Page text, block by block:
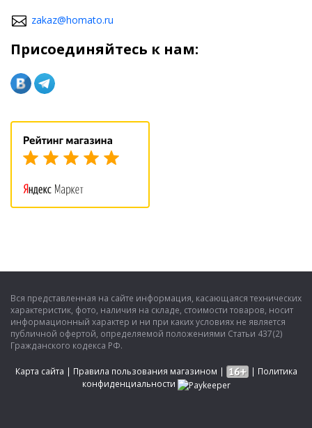
zakaz@homato.ru
Присоединяйтесь к нам:
Вся представленная на сайте информация, касающаяся технических
характеристик, фото, наличия на складе, стоимости товаров, носит
информационный характер и ни при каких условиях не является
публичной офертой, определяемой положениями Статьи 437(2)
Гражданского кодекса РФ.
Карта сайта | Правила пользования магазином | | Политика
конфиденциальности